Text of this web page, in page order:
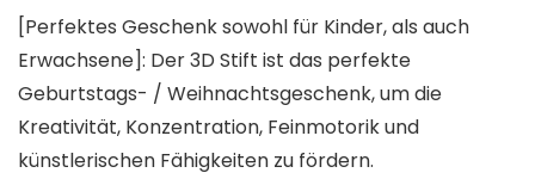
[Perfektes Geschenk sowohl für Kinder, als auch
Erwachsene]: Der 3D Stift ist das perfekte
Geburtstags- / Weihnachtsgeschenk, um die
Kreativität, Konzentration, Feinmotorik und
künstlerischen Fähigkeiten zu fördern.